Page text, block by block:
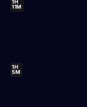
1H
11M
1H
5M